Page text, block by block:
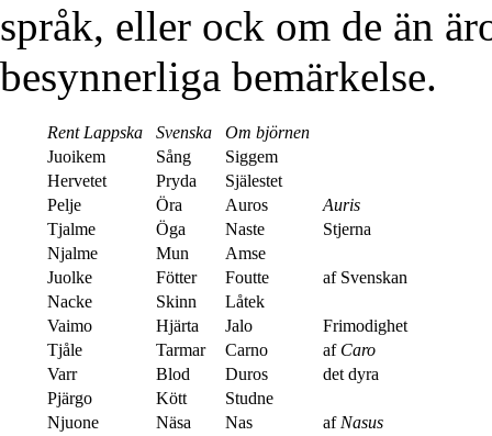
språk, eller ock om de än
besynnerliga bemärkelse.
Rent Lappska Svenska
Om björnen
Juoikem
Sång
Siggem
Hervetet
Pryda
Själestet
Pelje
Öra Auros
Auris
Tjalme
Öga Naste
Stjerna
Njalme
Mun
Amse
Juolke
Fötter Foutte
af Svenskan
Nacke
Skinn
Låtek
Vaimo
Hjärta Jalo
Frimodighet
Tjåle
Tarmar Carno af Caro
Varr
Blod Duros
det dyra
Pjärgo
Kött
Studne
Njuone
Näsa Nas af Nasus